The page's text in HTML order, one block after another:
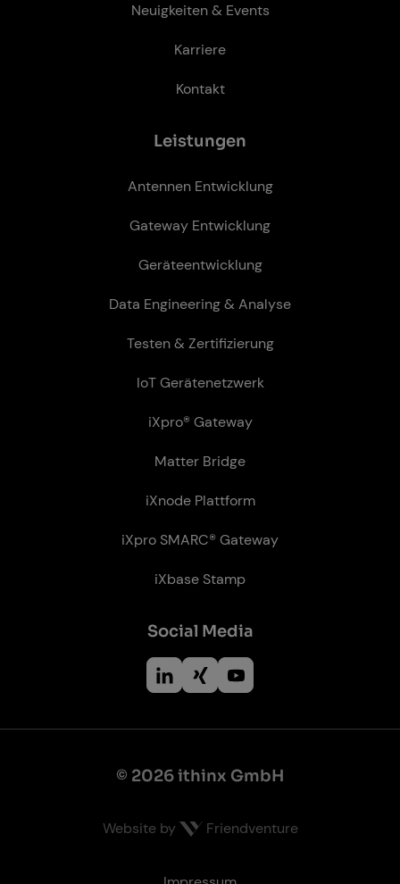
Neuigkeiten & Events
Karriere
Kontakt
Leis­tun­gen
Antennen Entwicklung
Gateway Entwicklung
Geräteentwicklung
Data Engineering & Analyse
Testen & Zertifizierung
IoT Gerätenetzwerk
iXpro® Gateway
Matter Bridge
iXnode Plattform
iXpro SMARC® Gateway
iXbase Stamp
So­ci­al Me­dia
© 2026 ithinx GmbH
Website by Friendventure